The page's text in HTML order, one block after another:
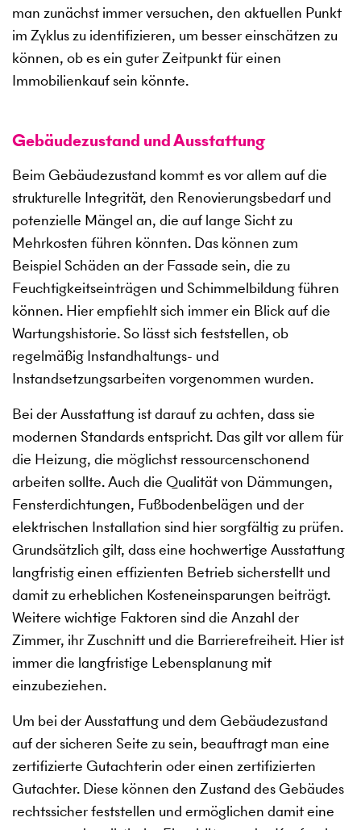
man zunächst immer versuchen, den aktuellen Punkt
im Zyklus zu identifizieren, um besser einschätzen zu
können, ob es ein guter Zeitpunkt für einen
Immobilienkauf sein könnte.
Gebäudezustand und Ausstattung
Beim Gebäudezustand kommt es vor allem auf die
strukturelle Integrität, den Renovierungsbedarf und
potenzielle Mängel an, die auf lange Sicht zu
Mehrkosten führen könnten. Das können zum
Beispiel Schäden an der Fassade sein, die zu
Feuchtigkeitseinträgen und Schimmelbildung führen
können. Hier empfiehlt sich immer ein Blick auf die
Wartungshistorie. So lässt sich feststellen, ob
regelmäßig Instandhaltungs- und
Instandsetzungsarbeiten vorgenommen wurden.
Bei der Ausstattung ist darauf zu achten, dass sie
modernen Standards entspricht. Das gilt vor allem für
die Heizung, die möglichst ressourcenschonend
arbeiten sollte. Auch die Qualität von Dämmungen,
Fensterdichtungen, Fußbodenbelägen und der
elektrischen Installation sind hier sorgfältig zu prüfen.
Grundsätzlich gilt, dass eine hochwertige Ausstattung
langfristig einen effizienten Betrieb sicherstellt und
damit zu erheblichen Kosteneinsparungen beiträgt.
Weitere wichtige Faktoren sind die Anzahl der
Zimmer, ihr Zuschnitt und die Barrierefreiheit. Hier ist
immer die langfristige Lebensplanung mit
einzubeziehen.
Um bei der Ausstattung und dem Gebäudezustand
auf der sicheren Seite zu sein, beauftragt man eine
zertifizierte Gutachterin oder einen zertifizierten
Gutachter. Diese können den Zustand des Gebäudes
rechtssicher feststellen und ermöglichen damit eine